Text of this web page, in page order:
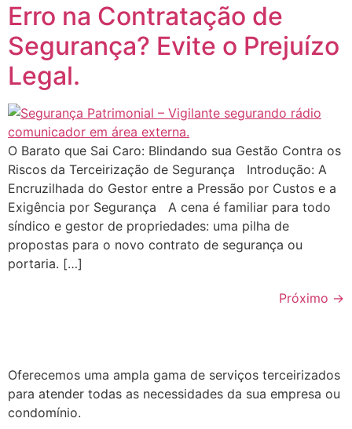
Erro na Contratação de
Segurança? Evite o Prejuízo
Legal.
O Barato que Sai Caro: Blindando sua Gestão Contra os
Riscos da Terceirização de Segurança Introdução: A
Encruzilhada do Gestor entre a Pressão por Custos e a
Exigência por Segurança A cena é familiar para todo
síndico e gestor de propriedades: uma pilha de
propostas para o novo contrato de segurança ou
portaria. […]
Próximo →
Oferecemos uma ampla gama de serviços terceirizados
para atender todas as necessidades da sua empresa ou
condomínio.